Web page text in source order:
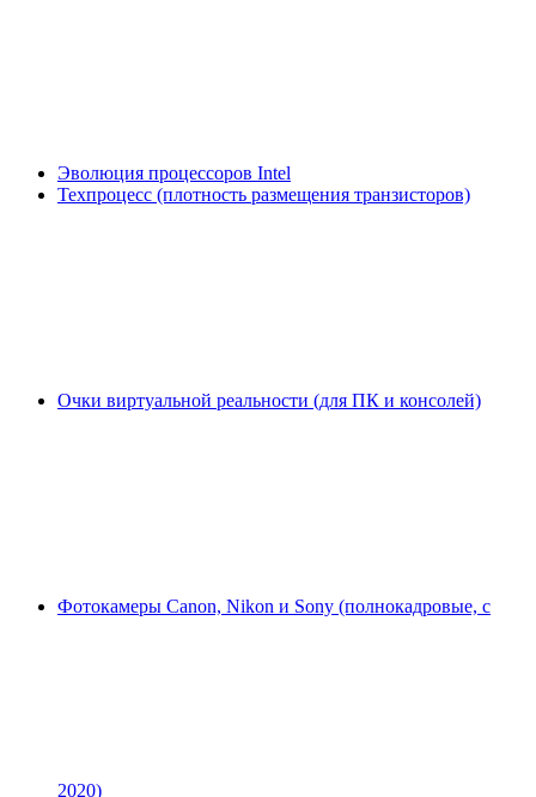
Эволюция процессоров Intel
Техпроцесс (плотность размещения транзисторов)
Очки виртуальной реальности (для ПК и консолей)
Фотокамеры Canon, Nikon и Sony (полнокадровые, с
2020)